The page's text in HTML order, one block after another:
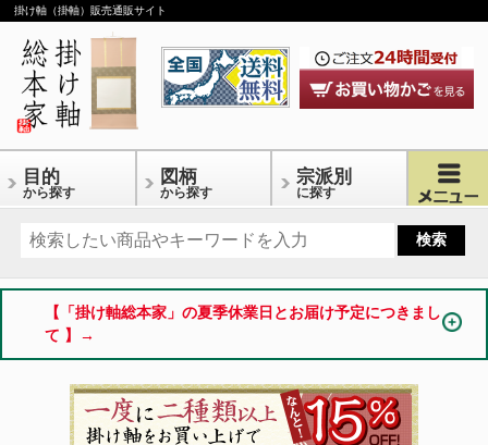
掛け軸（掛軸）販売通販サイト
目的
から探す
図柄
から探す
宗派別
に探す
【「掛け軸総本家」の夏季休業日とお届け予定につきまし
て 】→